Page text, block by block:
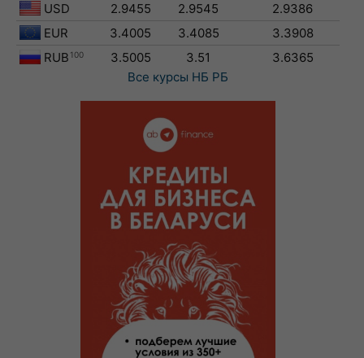
USD 2.9455 2.9545
2.9386
EUR
3.4005 3.4085
3.3908
RUB 100 3.5005 3.51
3.6365
Все курсы НБ РБ